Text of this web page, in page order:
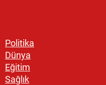
Politika
Dünya
Eğitim
Sağlık